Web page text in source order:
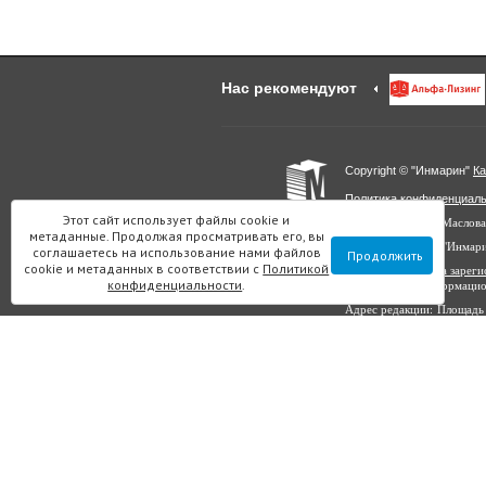
Этот сайт использует файлы cookie и
метаданные. Продолжая просматривать его, вы
соглашаетесь на использование нами файлов
cookie и метаданных в соответствии с Политикой
конфиденциальности.
Продолжить
Нас рекомендуют
Copyright © "Инмарин"
Политика
Главный редактор
Учредитель: ООО
Выписка из реестра
в сфере связи,
Адрес редакции: